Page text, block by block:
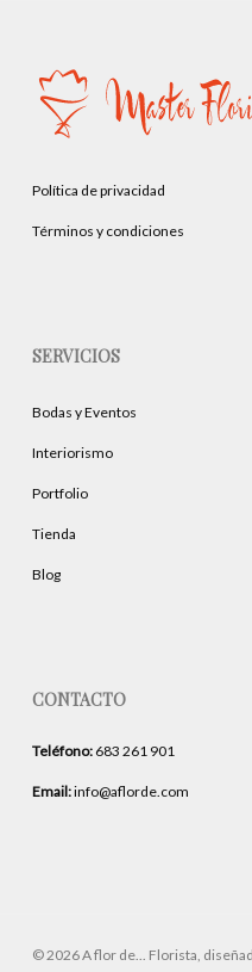
Política de privacidad
Términos y condiciones
SERVICIOS
Bodas y Eventos
Interiorismo
Portfolio
Tienda
Blog
CONTACTO
Teléfono:683 261 901
Email:info@aflorde.com
© 2026 A flor de... Florista,